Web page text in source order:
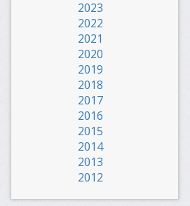
2023
2022
2021
2020
2019
2018
2017
2016
2015
2014
2013
2012